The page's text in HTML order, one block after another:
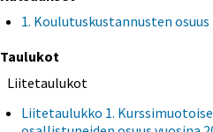
1. Koulutuskustannusten
Taulukot
Liitetaulukot
Liitetaulukko 1.